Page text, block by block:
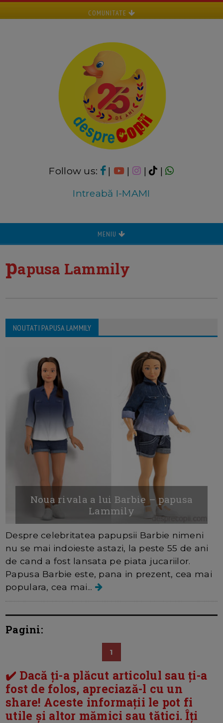
COMUNITATE
Follow us: | | |
|
Intreabă I-MAMI
MENIU
papusa Lammily
NOUTATI PAPUSA LAMMILY
Noua rivala a lui Barbie – papusa
Lammily
Despre celebritatea papupsii Barbie nimeni
nu se mai indoieste astazi, la peste 55 de ani
de cand a fost lansata pe piata jucariilor.
Papusa Barbie este, pana in prezent, cea mai
populara, cea mai...
Pagini:
1
✔️ Dacă ți-a plăcut articolul sau ți-a
fost de folos, apreciază-l cu un
share! Aceste informații le pot fi
utile și altor mămici sau tătici. Îți